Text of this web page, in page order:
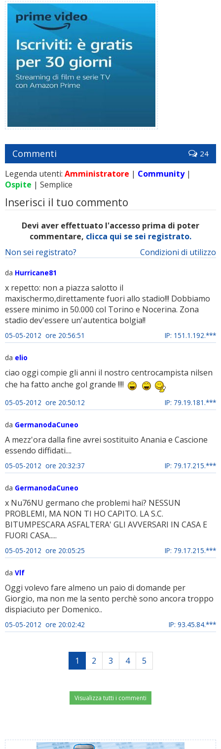
Commenti 24
Legenda utenti: Amministratore | Community|
Ospite | Semplice
Inserisci il tuo commento
Devi aver effettuato l'accesso prima di poter
commentare, clicca qui se sei registrato.
Condizioni di utilizzo
Non sei registrato?
da Hurricane81
x repetto: non a piazza salotto il
maxischermo,direttamente fuori allo stadio!!! Dobbiamo
essere minimo in 50.000 col Torino e Nocerina. Zona
stadio dev'essere un'autentica bolgia!!
05-05-2012 ore 20:56:51 IP: 151.1.192.***
da elio
ciao oggi compie gli anni il nostro centrocampista nilsen
che ha fatto anche gol grande !!!!
05-05-2012 ore 20:50:12 IP: 79.19.181.***
da GermanodaCuneo
A mezz'ora dalla fine avrei sostituito Anania e Cascione
essendo diffidati....
05-05-2012 ore 20:32:37 IP: 79.17.215.***
da GermanodaCuneo
x Nu76NU germano che problemi hai? NESSUN
PROBLEMI, MA NON TI HO CAPITO. LA S.C.
BITUMPESCARA ASFALTERA' GLI AVVERSARI IN CASA E
FUORI CASA.....
05-05-2012 ore 20:05:25 IP: 79.17.215.***
da Vlf
Oggi volevo fare almeno un paio di domande per
Giorgio, ma non me la sento perchè sono ancora troppo
dispiaciuto per Domenico..
05-05-2012 ore 20:02:42 IP: 93.45.84.***
1 2 3 4 5
Visualizza tutti i commenti